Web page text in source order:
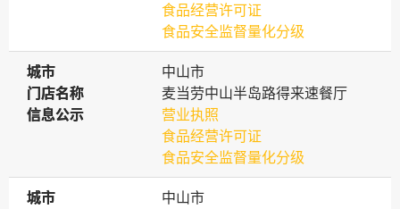
食品经营许可证
食品安全监督量化分级
城市
城市
中山市
门店名称
门店名称
麦当劳中山半岛路得来速餐厅
信息公示
信息公示
营业执照
食品经营许可证
食品安全监督量化分级
城市
城市
中山市